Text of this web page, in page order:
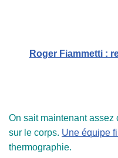
Roger Fiammetti :
On sait maintenant assez
sur le corps. Une équipe
thermographie.